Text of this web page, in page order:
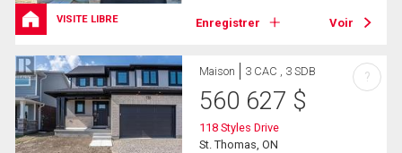
VISITE LIBRE Enregistrer Voir
Maison 3 CAC , 3 SDB
560 627 $
118 Styles Drive
St. Thomas, ON
?